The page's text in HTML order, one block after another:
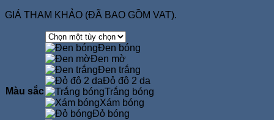
GIÁ THAM KHẢO (ĐÃ BAO GỒM VAT).
Màu sắc
Đen bóng
Đen mờ
Đen trắng
Đỏ đô 2 da
Trắng bóng
Xám bóng
Đỏ bóng